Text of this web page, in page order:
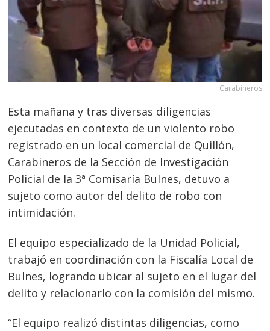
Carabineros
Esta mañana y tras diversas diligencias
ejecutadas en contexto de un violento robo
registrado en un local comercial de Quillón,
Carabineros de la Sección de Investigación
Policial de la 3ª Comisaría Bulnes, detuvo a
sujeto como autor del delito de robo con
intimidación.
El equipo especializado de la Unidad Policial,
trabajó en coordinación con la Fiscalía Local de
Bulnes, logrando ubicar al sujeto en el lugar del
delito y relacionarlo con la comisión del mismo.
“El equipo realizó distintas diligencias, como